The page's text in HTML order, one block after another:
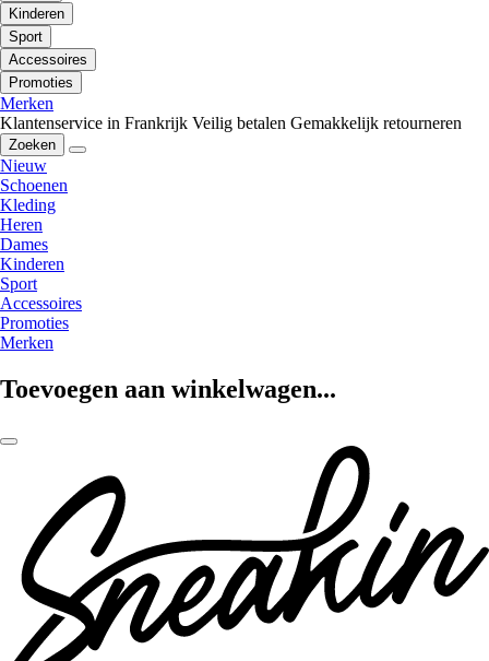
Kinderen
Sport
Accessoires
Promoties
Merken
Klantenservice in Frankrijk Veilig betalen Gemakkelijk retourneren
Zoeken
Nieuw
Schoenen
Kleding
Heren
Dames
Kinderen
Sport
Accessoires
Promoties
Merken
Toevoegen aan winkelwagen...